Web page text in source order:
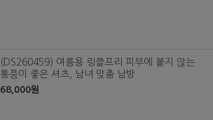
(DS260459) 여름용 링클프리 피부에 붙지 않는
통풍이 좋은 셔츠, 남녀 맞춤 남방
68,000원